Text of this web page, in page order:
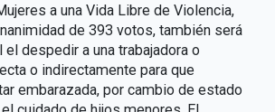
a una Vida Libre de Violencia,
de 393 votos, también será
despedir a una trabajadora o
o indirectamente para que
embarazada, por cambio de estado